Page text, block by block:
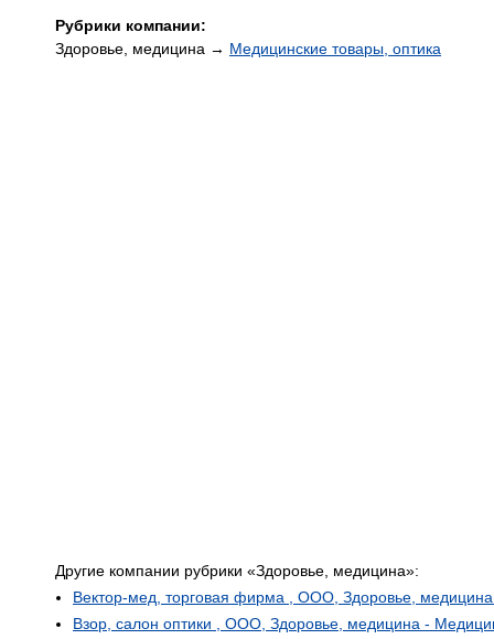
Рубрики компании:
Здоровье, медицина → Медицинские товары, оптика
Другие компании рубрики «Здоровье, медицина»:
Вектор-мед, торговая фирма , ООО, Здоровье,
Взор, салон оптики , ООО, Здоровье, медицина -